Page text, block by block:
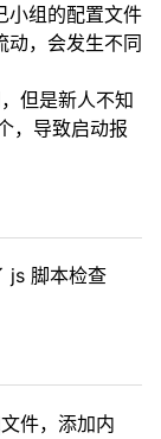
小组的配置文件
动，会发生不同
但是新人不知
，导致启动报
js 脚本检查
文件，添加内